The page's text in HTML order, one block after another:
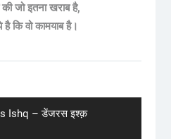
जो इतना खराब है,
कि वो कामयाब है।
Ishq – डेंजरस इश्क़